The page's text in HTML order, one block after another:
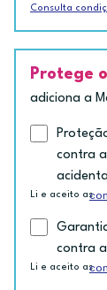
Consulta
Protege
adiciona a
contra
Li e aceito as
contra
Li e aceito as